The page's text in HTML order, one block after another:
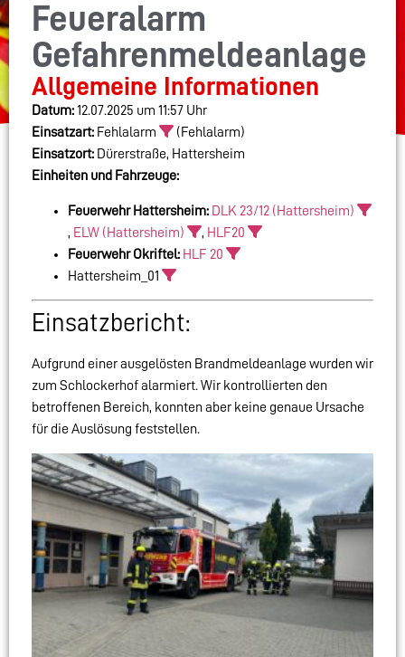
Feueralarm
Gefahrenmeldeanlage
Allgemeine Informationen
Datum:12.07.2025 um 11:57 Uhr
Einsatzart: Fehlalarm
(Fehlalarm)
Einsatzort: Dürerstraße, Hattersheim
Einheiten und Fahrzeuge:
Feuerwehr Hattersheim: DLK 23/12 (Hattersheim)
, ELW (Hattersheim) , HLF20
Feuerwehr Okriftel: HLF 20
Hattersheim_01
Einsatzbericht:
Aufgrund einer ausgelösten Brandmeldeanlage wurden wir
zum Schlockerhof alarmiert. Wir kontrollierten den
betroffenen Bereich, konnten aber keine genaue Ursache
für die Auslösung feststellen.